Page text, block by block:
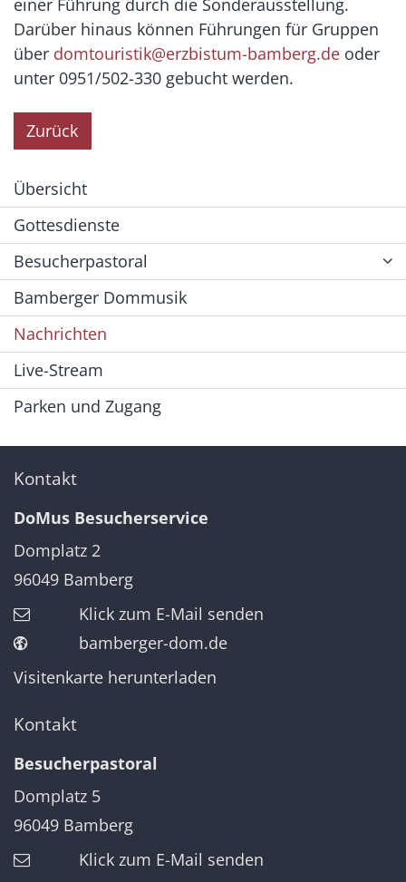
einer Führung durch die Sonderausstellung.
Darüber hinaus können Führungen für Gruppen
über domtouristik@erzbistum-bamberg.de oder
unter 0951/502-330 gebucht werden.
Zurück
Übersicht
Gottesdienste
Besucherpastoral
Bamberger Dommusik
Nachrichten
Live-Stream
Parken und Zugang
Kontakt
DoMus Besucherservice
Domplatz 2
96049 Bamberg
Klick zum E-Mail senden
bamberger-dom.de
Visitenkarte herunterladen
Kontakt
Besucherpastoral
Domplatz 5
96049 Bamberg
Klick zum E-Mail senden